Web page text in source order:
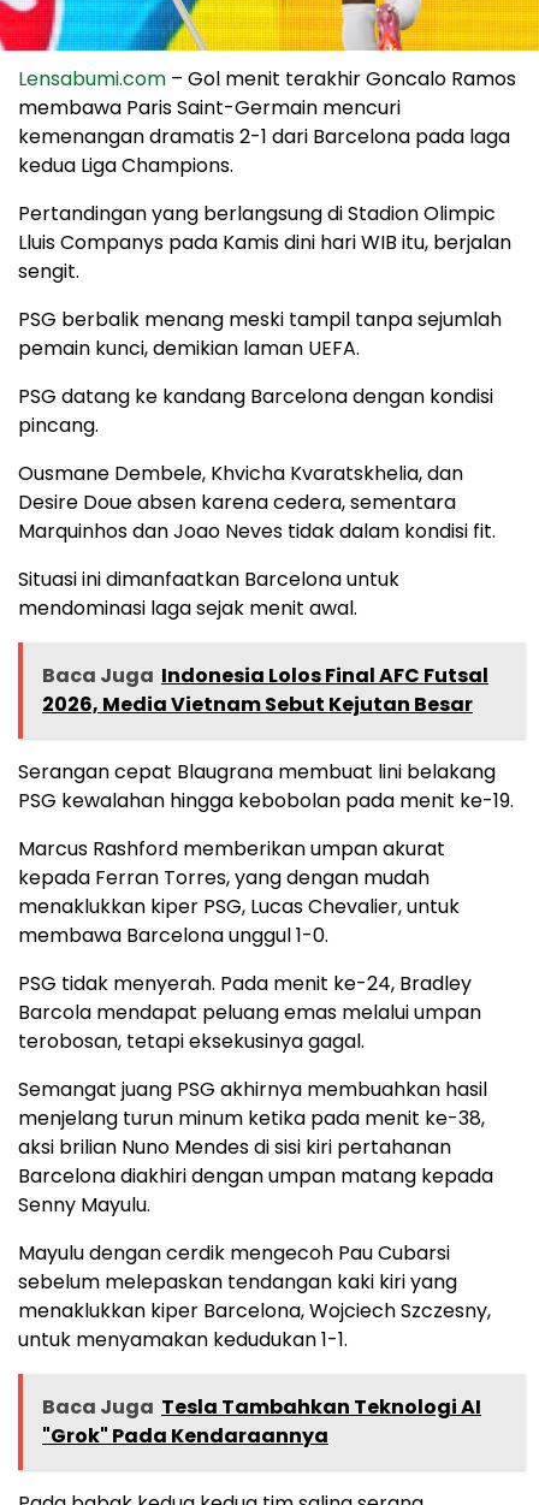
Lensabumi.com – Gol menit terakhir Goncalo Ramos
membawa Paris Saint-Germain mencuri
kemenangan dramatis 2-1 dari Barcelona pada laga
kedua Liga Champions.
Pertandingan yang berlangsung di Stadion Olimpic
Lluis Companys pada Kamis dini hari WIB itu, berjalan
sengit.
PSG berbalik menang meski tampil tanpa sejumlah
pemain kunci, demikian laman UEFA.
PSG datang ke kandang Barcelona dengan kondisi
pincang.
Ousmane Dembele, Khvicha Kvaratskhelia, dan
Desire Doue absen karena cedera, sementara
Marquinhos dan Joao Neves tidak dalam kondisi fit.
Situasi ini dimanfaatkan Barcelona untuk
mendominasi laga sejak menit awal.
Baca Juga Indonesia Lolos Final AFC Futsal
2026, Media Vietnam Sebut Kejutan Besar
Serangan cepat Blaugrana membuat lini belakang
PSG kewalahan hingga kebobolan pada menit ke-19.
Marcus Rashford memberikan umpan akurat
kepada Ferran Torres, yang dengan mudah
menaklukkan kiper PSG, Lucas Chevalier, untuk
membawa Barcelona unggul 1-0.
PSG tidak menyerah. Pada menit ke-24, Bradley
Barcola mendapat peluang emas melalui umpan
terobosan, tetapi eksekusinya gagal.
Semangat juang PSG akhirnya membuahkan hasil
menjelang turun minum ketika pada menit ke-38,
aksi brilian Nuno Mendes di sisi kiri pertahanan
Barcelona diakhiri dengan umpan matang kepada
Senny Mayulu.
Mayulu dengan cerdik mengecoh Pau Cubarsi
sebelum melepaskan tendangan kaki kiri yang
menaklukkan kiper Barcelona, Wojciech Szczesny,
untuk menyamakan kedudukan 1-1.
Baca Juga Tesla Tambahkan Teknologi AI
"Grok" Pada Kendaraannya